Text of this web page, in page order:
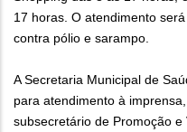
17 horas. O atendimento
contra pólio e sarampo.
A Secretaria Municipal de
para atendimento à
subsecretário de Promoção